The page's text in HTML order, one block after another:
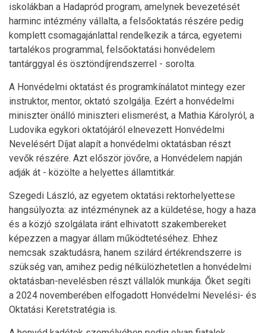
iskolákban a Hadapród program, amelynek bevezetését
harminc intézmény vállalta, a felsőoktatás részére pedig
komplett csomagajánlattal rendelkezik a tárca, egyetemi
tartalékos programmal, felsőoktatási honvédelem
tantárggyal és ösztöndíjrendszerrel - sorolta.
A Honvédelmi oktatást és programkínálatot mintegy ezer
instruktor, mentor, oktató szolgálja. Ezért a honvédelmi
miniszter önálló miniszteri elismerést, a Mathia Károlyról, a
Ludovika egykori oktatójáról elnevezett Honvédelmi
Nevelésért Díjat alapít a honvédelmi oktatásban részt
vevők részére. Azt először jövőre, a Honvédelem napján
adják át - közölte a helyettes államtitkár.
Szegedi László, az egyetem oktatási rektorhelyettese
hangsúlyozta: az intézménynek az a küldetése, hogy a haza
és a közjó szolgálata iránt elhivatott szakembereket
képezzen a magyar állam működtetéséhez. Ehhez
nemcsak szaktudásra, hanem szilárd értékrendszerre is
szükség van, amihez pedig nélkülözhetetlen a honvédelmi
oktatásban-nevelésben részt vállalók munkája. Őket segíti
a 2024 novemberében elfogadott Honvédelmi Nevelési- és
Oktatási Keretstratégia is.